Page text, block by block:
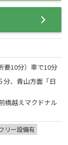
要10分）車で10分
分、青山方面「日
橋越えマクドナル
リー設備有